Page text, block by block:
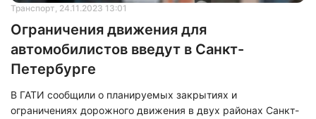
Транспорт, 24.11.2023 13:01
Ограничения движения для
автомобилистов введут в Санкт-
Петербурге
В ГАТИ сообщили о планируемых закрытиях и
ограничениях дорожного движения в двух районах Санкт-